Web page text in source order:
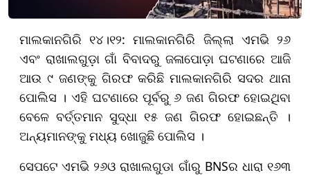
ମାଲକାନଗିରି ୧୪।୧୨: ମାଲକାନଗିରି ଜିଲ୍ଲା ଏମଭି ୨୬
ଏବଂ ରାଖାଲଗୁଡ଼ା ଗାଁ ବିବାଦରୁ ଜଳାପୋଡ଼ା ଘଟଣାରେ ଆଜି
ଆଉ ୯ ଜଣଙ୍କୁ ଗିରଫ କରିଛି ମାଲକାନଗିରି ସଦର ଥାନା
ପୋଲିସ । ଏହି ଘଟଣାରେ ପୂର୍ବରୁ ୬ ଜଣ ଗିରଫ ହୋଇଥିବା
ବେଳେ ବର୍ତ୍ତମାନ ସୁଦ୍ଧା ୧୫ ଜଣ ଗିରଫ ହୋଇଛନ୍ତି ।
ଅନ୍ୟମାନଙ୍କୁ ମଧ୍ୟ ଖୋଜୁଛି ପୋଲିସ ।
ସେପଟେ ଏମଭି ୨୬ଓ ରାଖାଲଗୁଡା ଗାଁରୁ BNSର ଧାରା ୧୬୩